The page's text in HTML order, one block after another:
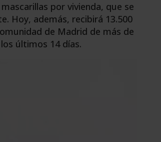
por vivienda, que se
Hoy, además, recibirá 13.500
de Madrid de más de
últimos 14 días.